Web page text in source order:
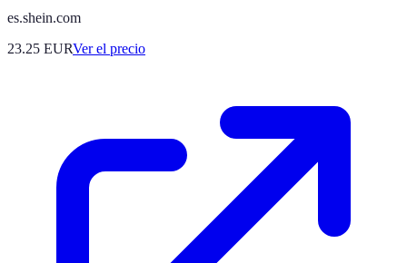
es.shein.com
23.25 EURVer el precio